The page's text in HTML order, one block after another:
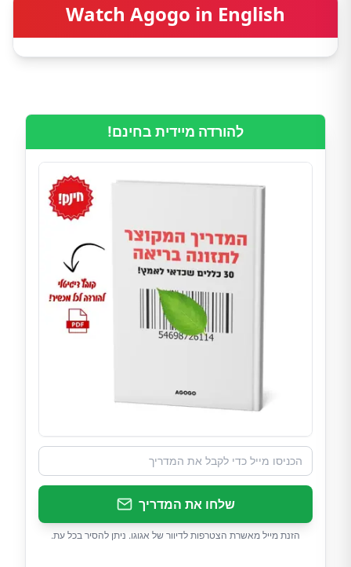
Watch Agogo in English
להורדה מיידית בחינם!
שלחו את המדריך
הזנת מייל מאשרת הצטרפות לדיוור של אגוגו. ניתן להסיר בכל עת.